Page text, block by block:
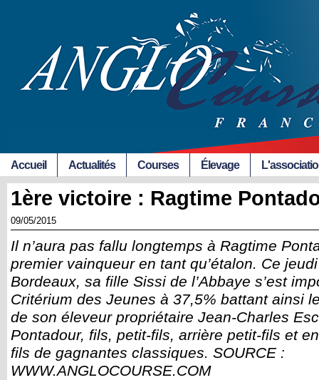
Accueil Actualités Courses Élevage
1ère victoire : Ragtime
09/05/2015
Il n’aura pas fallu longtemps à Ragtime
premier vainqueur en tant qu’étalon. Ce
Bordeaux, sa fille Sissi de l’Abbaye s’est
Critérium des Jeunes à 37,5% battant ainsi
de son éleveur propriétaire Jean-Charles
Pontadour, fils, petit-fils, arrière petit-fils et
fils de gagnantes classiques. SOURCE :
WWW.ANGLOCOURSE.COM